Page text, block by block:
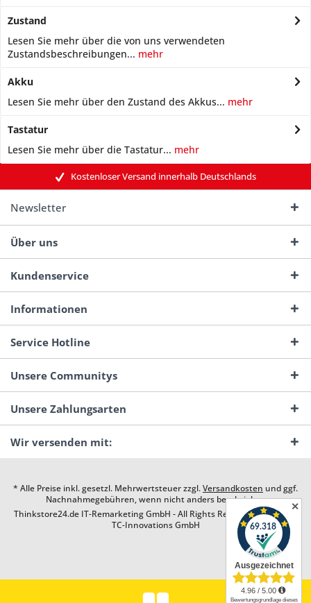
Zustand
Lesen Sie mehr über die von uns verwendeten
Zustandsbeschreibungen... mehr
Akku
Lesen Sie mehr über den Zustand des Akkus... mehr
Tastatur
Lesen Sie mehr über die Tastatur... mehr
Kostenloser Versand innerhalb Deutschlands
Newsletter
Über uns
Kundenservice
Informationen
Service Hotline
Unsere Communitys
Unsere Zahlungsarten
Wir versenden mit:
* Alle Preise inkl. gesetzl. Mehrwertsteuer zzgl.Versandkosten und ggf.
Nachnahmegebühren, wenn nicht anders beschrieben
Thinkstore24.de IT-Remarketing GmbH - All Rights Reserved. Design by
TC-Innovations GmbH
✕